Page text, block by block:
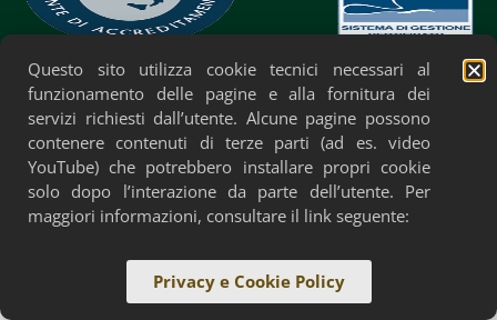
Privacy Policy Cookie Policy Accessibilità
Questo sito utilizza cookie tecnici necessari al
funzionamento delle pagine e alla fornitura dei
servizi richiesti dall’utente. Alcune pagine possono
contenere contenuti di terze parti (ad es. video
YouTube) che potrebbero installare propri cookie
solo dopo l’interazione da parte dell’utente. Per
maggiori informazioni, consultare il link seguente:
Privacy e Cookie Policy